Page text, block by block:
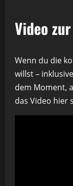
Video
Wenn du die
willst –
dem Moment,
das Video hier